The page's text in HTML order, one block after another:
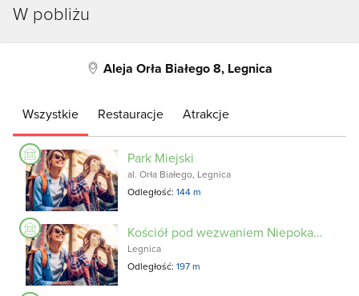
W pobliżu
Aleja Orła Białego 8, Legnica
Wszystkie Restauracje Atrakcje
Park Miejski
al. Orła Białego, Legnica
Odległość:144 m
Kościół pod wezwaniem Niepokalanego Poczęcia NMP
Legnica
Odległość:197 m